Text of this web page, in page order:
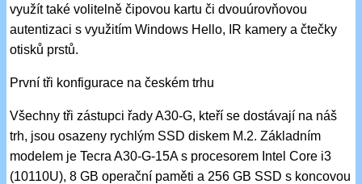
využít také volitelně čipovou kartu či dvouúrovňovou
autentizaci s využitím Windows Hello, IR kamery a čtečky
otisků prstů.
První tři konfigurace na českém trhu
Všechny tři zástupci řady A30-G, kteří se dostávají na náš
trh, jsou osazeny rychlým SSD diskem M.2. Základním
modelem je Tecra A30-G-15A s procesorem Intel Core i3
(10110U), 8 GB operační paměti a 256 GB SSD s koncovou